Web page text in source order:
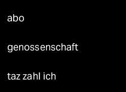
abo
genossenschaft
taz zahl ich